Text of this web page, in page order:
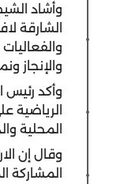
وأشاد
الشارقة
والإنجاز
وأكد رئيس
الرياضية
المحلية
وقال إن
المشاركة